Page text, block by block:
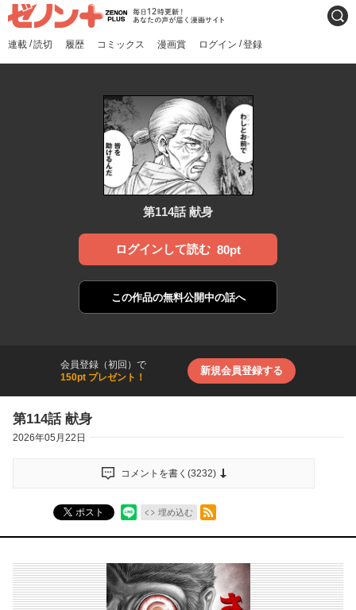
ゼノンプラス
毎日12時更新！あなたの声
が届く漫画サイト
連載 /読切 履歴 コミックス 漫画賞 ログイン /登録
検索
第114話 献身
ログインして読む 80pt
この作品の無料公開中の話へ
会員登録（初回）で
150pt プレゼント！
新規会員登録する
第114話 献身
2026年05月22日
コメントを書く(3232)
ポスト 埋め込む
RSSフィード